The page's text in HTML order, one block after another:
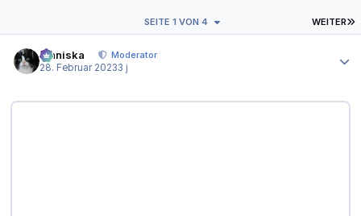
WEITER
SEITE 1 VON 4
Maniska
Moderator
28. Februar 20233 j